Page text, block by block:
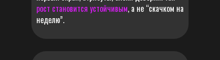
рост становится устойчивым, а не “скачком на
неделю”.